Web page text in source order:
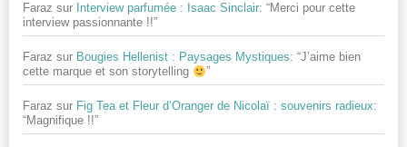
Faraz sur Interview parfumée : Isaac Sinclair: “Merci pour cette
interview passionnante !!”
Faraz sur Bougies Hellenist : Paysages Mystiques: “J’aime bien
cette marque et son storytelling
”
Faraz sur Fig Tea et Fleur d’Oranger de Nicolaï : souvenirs radieux:
“Magnifique !!”